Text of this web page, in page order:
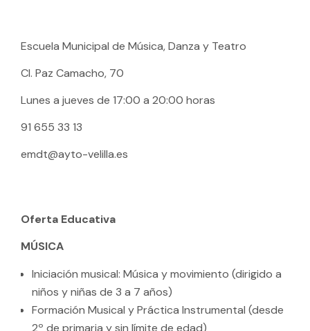
Escuela Municipal de Música, Danza y Teatro
Cl. Paz Camacho, 70
Lunes a jueves de 17:00 a 20:00 horas
91 655 33 13
emdt@ayto-velilla.es
Oferta Educativa
MÚSICA
Iniciación musical: Música y movimiento (dirigido a
niños y niñas de 3 a 7 años)
Formación Musical y Práctica Instrumental (desde
2º de primaria y sin límite de edad)